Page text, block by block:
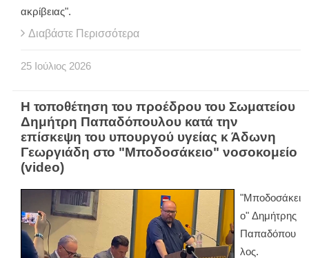
ακρίβειας".
Διαβάστε Περισσότερα
25 Ιούλιος 2026
Η τοποθέτηση του προέδρου του Σωματείου
Δημήτρη Παπαδόπουλου κατά την
επίσκεψη του υπουργού υγείας κ Άδωνη
Γεωργιάδη στο "Μποδοσάκειο" νοσοκομείο
(video)
"Μποδοσάκει
ο" Δημήτρης
Παπαδόπου
λος.